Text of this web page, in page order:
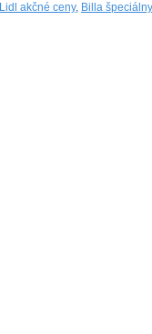
Lidl akčné ceny, Billa